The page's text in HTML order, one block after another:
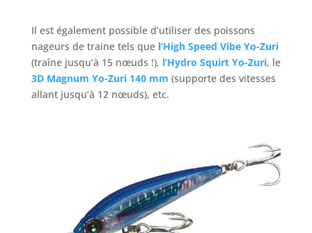
Il est également possible d’utiliser des poissons
nageurs de traine tels que l’High Speed Vibe Yo-Zuri
(traîne jusqu’à 15 nœuds !), l’Hydro Squirt Yo-Zuri, le
3D Magnum Yo-Zuri 140 mm (supporte des vitesses
allant jusqu’à 12 nœuds), etc.